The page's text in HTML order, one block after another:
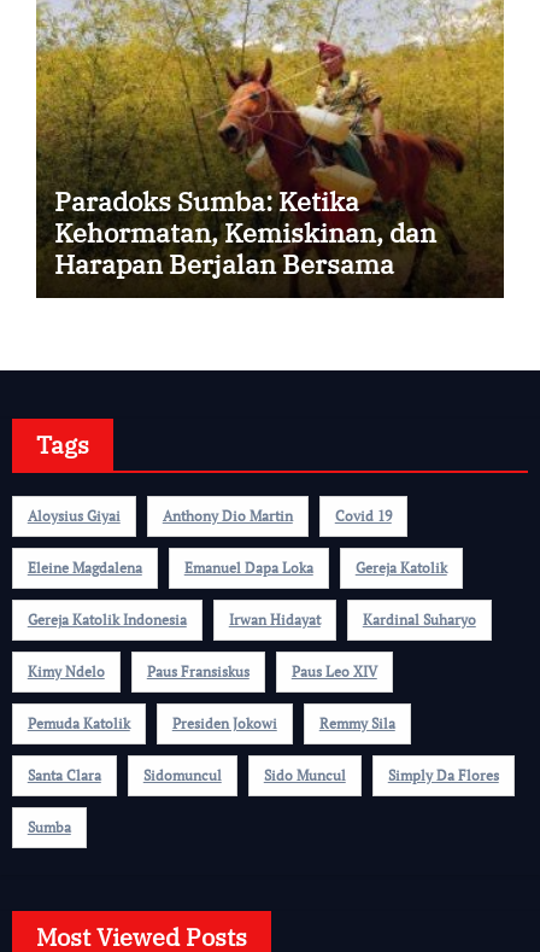
Paradoks Sumba: Ketika
Kehormatan, Kemiskinan, dan
Harapan Berjalan Bersama
Tags
Aloysius Giyai Anthony Dio Martin Covid 19
Eleine Magdalena Emanuel Dapa Loka Gereja Katolik
Gereja Katolik Indonesia Irwan Hidayat Kardinal Suharyo
Kimy Ndelo Paus Fransiskus Paus Leo XIV
Pemuda Katolik Presiden Jokowi Remmy Sila
Santa Clara Sidomuncul Sido Muncul Simply Da Flores
Sumba
Most Viewed Posts